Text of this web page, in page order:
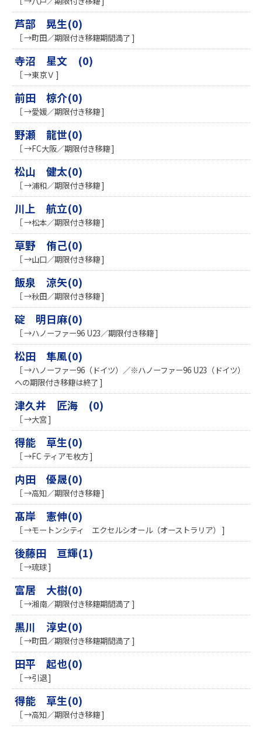
芦部 晃生(0)
［ →町田／期限付き移籍期間満了 ]
寺沼 星文 (0)
［ →東京Ｖ ]
前田 椋介(0)
［ →愛媛／期限付き移籍 ]
野瀬 龍世(0)
［ →FC大阪／期限付き移籍 ]
松山 健太(0)
［ →浦和／期限付き移籍 ]
川上 航立(0)
［ →松本／期限付き移籍 ]
草野 侑己(0)
［ →山口／期限付き移籍 ]
飯泉 涼矢(0)
［ →秋田／期限付き移籍 ]
碇 明日麻(0)
［ →ハノーファー96 U23／期限付き移籍 ]
松田 隼風(0)
［ →ハノーファー96（ドイツ）／※ハノーファー96 U23（ドイツ）
への期限付き移籍は終了 ]
津久井 匠海 (0)
［ →大宮 ]
得能 草生(0)
［ →FC ティアモ枚方 ]
内田 優晟(0)
［ →高知／期限付き移籍 ]
髙岸 憲伸(0)
［ →モートンシティ エクセルシオール（オーストラリア） ]
後藤田 亘輝(1)
［ →琉球 ]
富居 大樹(0)
［ →湘南／期限付き移籍期間満了 ]
黒川 淳史(0)
［ →町田／期限付き移籍期間満了 ]
田平 起也(0)
［ →引退 ]
得能 草生(0)
［ →高知／期限付き移籍 ]